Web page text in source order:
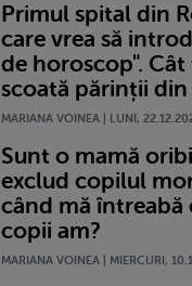
Primul spital din
care vrea să
de horoscop". Cât
scoată părinții
MARIANA VOINEA | LUNI,
Sunt o mamă
exclud copilul
când mă întreabă
copii am?
MARIANA VOINEA | MIERCURI,